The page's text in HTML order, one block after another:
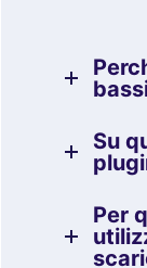
Su
Per